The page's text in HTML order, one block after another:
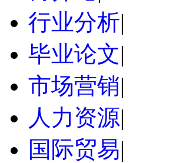
行业分析|
毕业论文|
市场营销|
人力资源|
国际贸易|